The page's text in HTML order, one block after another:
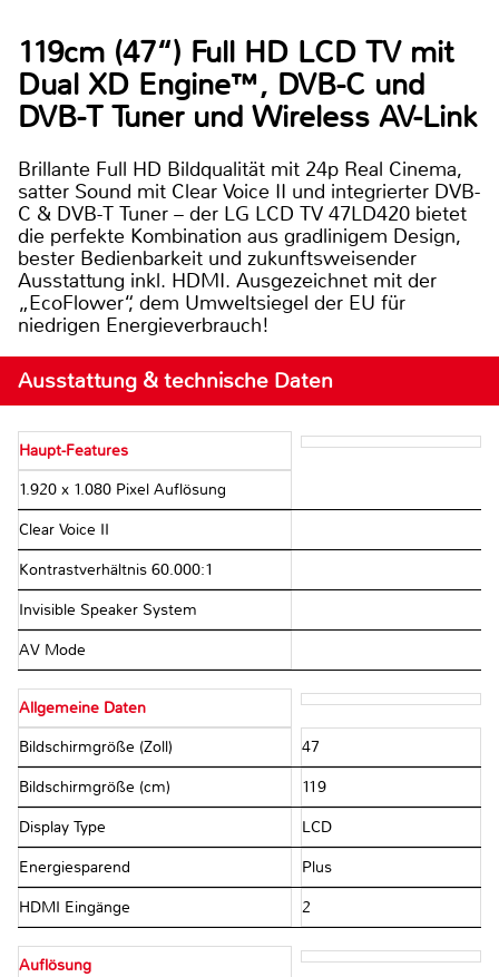
119cm (47“) Full HD LCD TV mit
Dual XD Engine™, DVB-C und
DVB-T Tuner und Wireless AV-Link
Brillante Full HD Bildqualität mit 24p Real Cinema,
satter Sound mit Clear Voice II und integrierter DVB-
C & DVB-T Tuner – der LG LCD TV 47LD420 bietet
die perfekte Kombination aus gradlinigem Design,
bester Bedienbarkeit und zukunftsweisender
Ausstattung inkl. HDMI. Ausgezeichnet mit der
„EcoFlower“, dem Umweltsiegel der EU für
niedrigen Energieverbrauch!
Ausstattung & technische Daten
Haupt-Features
1.920 x 1.080 Pixel Auflösung
Clear Voice II
Kontrastverhältnis 60.000:1
Invisible Speaker System
AV Mode
Allgemeine Daten
Bildschirmgröße (Zoll) 47
Bildschirmgröße (cm) 119
Display Type LCD
Energiesparend Plus
HDMI Eingänge 2
Auflösung